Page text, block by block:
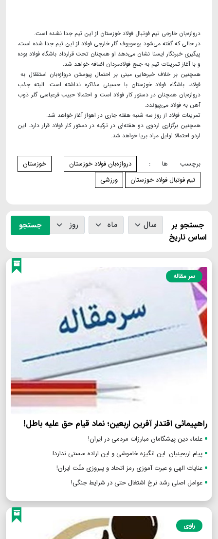
دروازه‌بان خارجی تیم فوتبال فولاد خوزستان از این تیم جدا نشده است.
در حالی که گفته می‌شود یوسوپوف گلر خارجی فولاد از این تیم جدا شده است،
پیگیری خبرنگار ایسنا نشان می‌دهد او همچنان تحت قرارداد باشگاه فولاد بوده
و با آغاز تمرینات تیم به جمع فولادمردان اضافه خواهد شد.
همچنین بر خلاف خبرهایی مبنی بر احتمال پیوستن دروازه‌بان استقلال به
فولاد، باشگاه فولاد خوزستان با حسینی مذاکره نداشته است. البته جذب
دروازه‌بان همچنان در دستور کار فولاد است و احتمالا حبیب فرعباسی گلر ذوب
آهن به فولاد می‌پیوندد.
تمرینات فولاد از روز سه شنبه هفته جاری در اهواز آغاز خواهد شد.
همچنین برگزاری اردوی دو هفته‌ای در ترکیه در دستور کار فولاد قرار دارد. این
اردو احتمالا اوایل مراد برپا خواهد شد.
برچسب ها : دروازه‌بان فولاد خوزستان
خوزستان
تيم فوتبال فولاد خوزستان
ورزشی
جستجو بر
اساس تاریخ
جستجو
سر مقاله
راهپیمائی اقتدار آفرین اربعین؛ نماد قیام حق علیه باطل!
علماء دین پیشگامان مبارزات مردمی در ایران!
پیام اربعینیان: این انگیزه خاموشی و این اراده سستی ندارد!
عنایات الهی و عبرت آموزی رمز اتحاد و پیروزی ملّت ایران!
عوامل اصلی رشد نرخ اشتغال حتی در شرایط جنگی!
راوی